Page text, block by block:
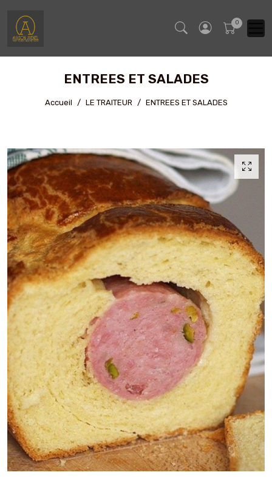
ENTREES ET SALADES
Accueil LE TRAITEUR ENTREES ET SALADES